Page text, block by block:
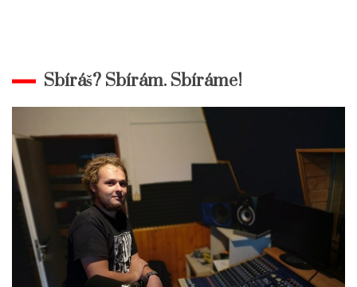
Sbíráš? Sbírám. Sbíráme!